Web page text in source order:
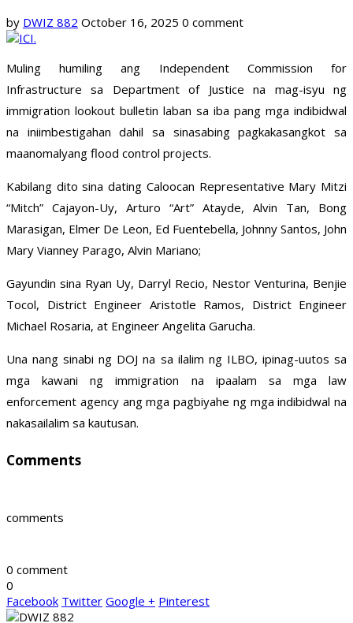
by DWIZ 882 October 16, 2025 0 comment
Muling humiling ang Independent Commission for
Infrastructure sa Department of Justice na mag-isyu ng
immigration lookout bulletin laban sa iba pang mga indibidwal
na iniimbestigahan dahil sa sinasabing pagkakasangkot sa
maanomalyang flood control projects.
Kabilang dito sina dating Caloocan Representative Mary Mitzi
“Mitch” Cajayon-Uy, Arturo “Art” Atayde, Alvin Tan, Bong
Marasigan, Elmer De Leon, Ed Fuentebella, Johnny Santos, John
Mary Vianney Parago, Alvin Mariano;
Gayundin sina Ryan Uy, Darryl Recio, Nestor Venturina, Benjie
Tocol, District Engineer Aristotle Ramos, District Engineer
Michael Rosaria, at Engineer Angelita Garucha.
Una nang sinabi ng DOJ na sa ilalim ng ILBO, ipinag-uutos sa
mga kawani ng immigration na ipaalam sa mga law
enforcement agency ang mga pagbiyahe ng mga indibidwal na
nakasailalim sa kautusan.
Comments
comments
0 comment
0
Facebook Twitter Google + Pinterest